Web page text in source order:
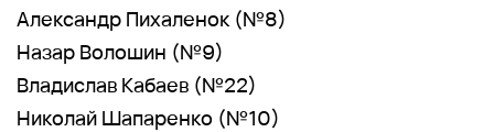
Александр Пихаленок (№8)
Назар Волошин (№9)
Владислав Кабаев (№22)
Николай Шапаренко (№10)